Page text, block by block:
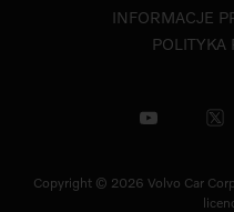
INFORMACJE
POLITYKA
Copyright © 2026 Volvo Car